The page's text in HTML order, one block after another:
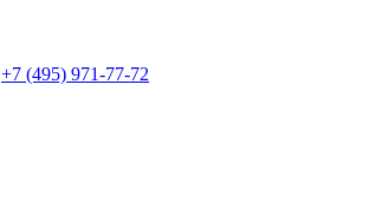
+7 (495) 971-77-72